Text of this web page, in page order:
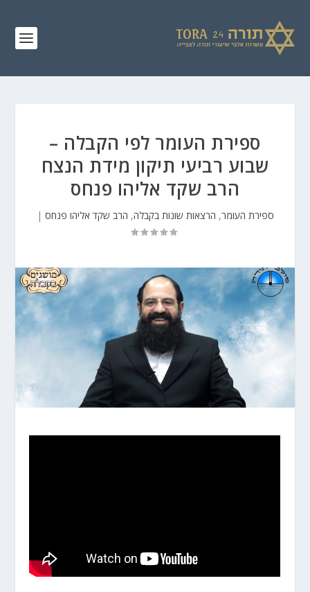
ספירת העומר לפי הקבלה –
שבוע רביעי תיקון מידת הנצח
הרב שקד אליהו פנחס
ספירת העומר, הרצאות שונות בקבלה, הרב שקד אליהו פנחס |